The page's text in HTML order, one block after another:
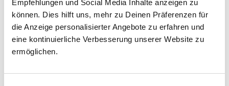
Empfehlungen und Social Media Inhalte anzeigen zu
können. Dies hilft uns, mehr zu Deinen Präferenzen für
die Anzeige personalisierter Angebote zu erfahren und
eine kontinuierliche Verbesserung unserer Website zu
ermöglichen.
Hunde
17 August 2022
Was dürfen Katzen nicht essen?
Katzen